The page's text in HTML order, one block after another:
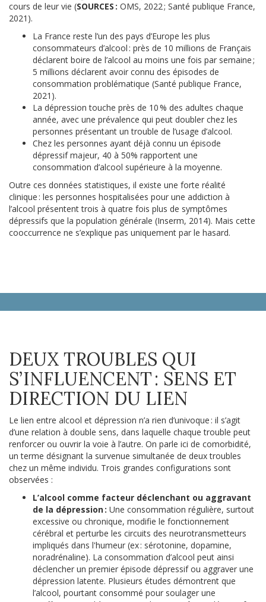
cours de leur vie (SOURCES : OMS, 2022 ; Santé publique France,
2021).
La France reste l’un des pays d’Europe les plus
consommateurs d’alcool : près de 10 millions de Français
déclarent boire de l’alcool au moins une fois par semaine ;
5 millions déclarent avoir connu des épisodes de
consommation problématique (Santé publique France,
2021).
La dépression touche près de 10 % des adultes chaque
année, avec une prévalence qui peut doubler chez les
personnes présentant un trouble de l’usage d’alcool.
Chez les personnes ayant déjà connu un épisode
dépressif majeur, 40 à 50% rapportent une
consommation d’alcool supérieure à la moyenne.
Outre ces données statistiques, il existe une forte réalité
clinique : les personnes hospitalisées pour une addiction à
l’alcool présentent trois à quatre fois plus de symptômes
dépressifs que la population générale (Inserm, 2014). Mais cette
cooccurrence ne s’explique pas uniquement par le hasard.
DEUX TROUBLES QUI
S’INFLUENCENT : SENS ET
DIRECTION DU LIEN
Le lien entre alcool et dépression n’a rien d’univoque : il s’agit
d’une relation à double sens, dans laquelle chaque trouble peut
renforcer ou ouvrir la voie à l’autre. On parle ici de comorbidité,
un terme désignant la survenue simultanée de deux troubles
chez un même individu. Trois grandes configurations sont
observées :
L’alcool comme facteur déclenchant ou aggravant
de la dépression : Une consommation régulière, surtout
excessive ou chronique, modifie le fonctionnement
cérébral et perturbe les circuits des neurotransmetteurs
impliqués dans l'humeur (ex : sérotonine, dopamine,
noradrénaline). La consommation d’alcool peut ainsi
déclencher un premier épisode dépressif ou aggraver une
dépression latente. Plusieurs études démontrent que
l’alcool, pourtant consommé pour soulager une